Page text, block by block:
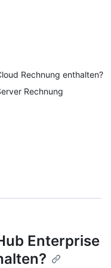
Rechnung enthalten?
Rechnung
Enterprise